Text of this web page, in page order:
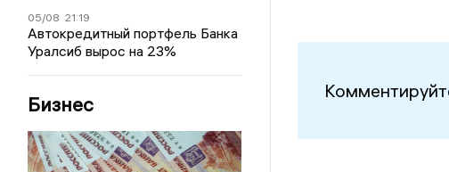
05/08 21:19
Автокредитный портфель Банка
Уралсиб вырос на 23%
Бизнес